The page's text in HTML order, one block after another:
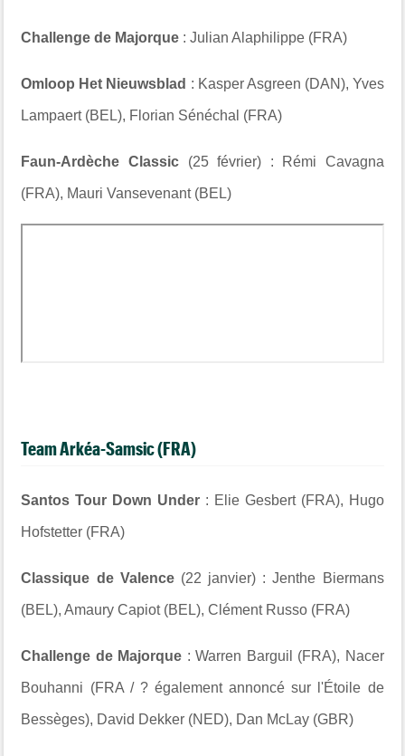
Challenge de Majorque : Julian Alaphilippe (FRA)
Omloop Het Nieuwsblad : Kasper Asgreen (DAN), Yves
Lampaert (BEL), Florian Sénéchal (FRA)
Faun-Ardèche Classic (25 février) : Rémi Cavagna
(FRA), Mauri Vansevenant (BEL)
Team Arkéa-Samsic (FRA)
Santos Tour Down Under : Elie Gesbert (FRA), Hugo
Hofstetter (FRA)
Classique de Valence(22 janvier) : Jenthe Biermans
(BEL), Amaury Capiot (BEL), Clément Russo (FRA)
Challenge de Majorque : Warren Barguil (FRA), Nacer
Bouhanni (FRA / ? également annoncé sur l'Étoile de
Bessèges), David Dekker (NED), Dan McLay (GBR)